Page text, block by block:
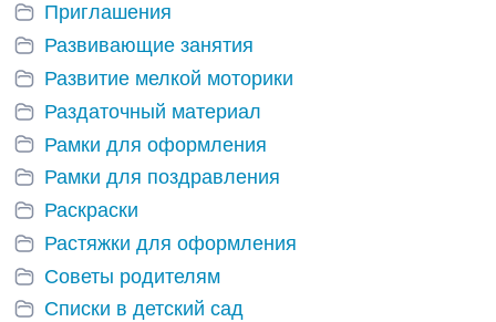
Приглашения
Развивающие занятия
Развитие мелкой моторики
Раздаточный материал
Рамки для оформления
Рамки для поздравления
Раскраски
Растяжки для оформления
Советы родителям
Списки в детский сад